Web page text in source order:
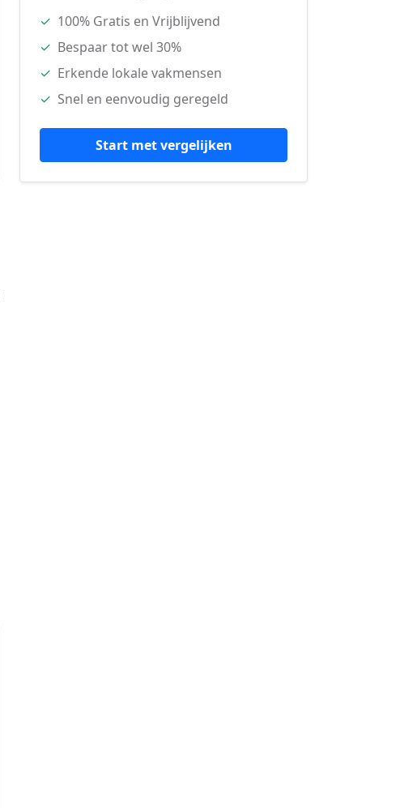
✓ 100% Gratis en Vrijblijvend
✓ Bespaar tot wel 30%
✓ Erkende lokale vakmensen
✓ Snel en eenvoudig geregeld
Start met vergelijken